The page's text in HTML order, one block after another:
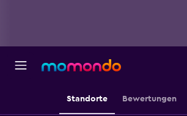
Standorte Bewertungen